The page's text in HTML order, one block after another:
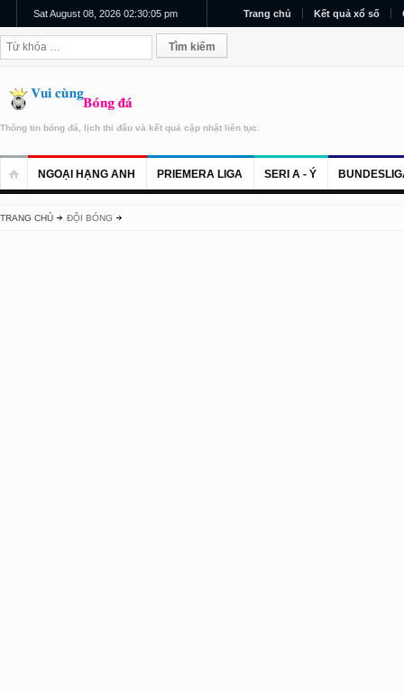
Sat August 08, 2026 02:30:05 pm Trang chủ Kết quả xổ số
Thông tin bóng đá, lịch thi đấu và kết quả cập nhật liên tục.
NGOẠI HẠNG ANH PRIEMERA LIGA SERI A - Ý
TRANG CHỦ ĐỘI BÓNG